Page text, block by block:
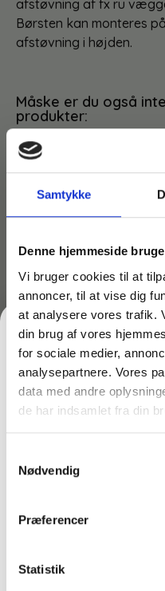
Samtykke
Denne hjemmeside
Vi bruger cookies til at
annoncer, til at vise dig
at analysere vores trafik.
din brug af vores
for sociale medier,
analysepartnere. Vores
data med andre
de har indsamlet fra din
Nødvendig
Præferencer
Statistik
afstøvning af fx ru
Børsten kan monteres
afstøvning i højden.
Måske er du også
produkter:
Du kunne også være
Uldafstøver 47 cm –
Unger LWDU0
FÅ 10% PÅ